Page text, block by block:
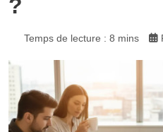
?
Temps de lecture : 8 mins